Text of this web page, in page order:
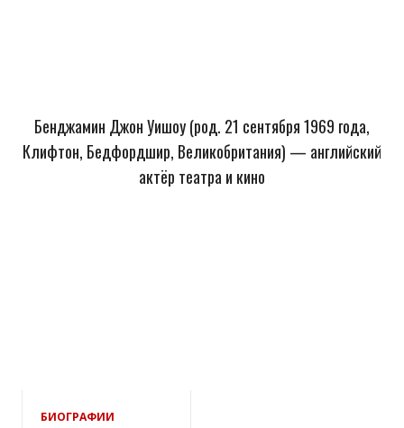
Бенджамин Джон Уишоу (род. 21 сентября 1969 года,
Клифтон, Бедфордшир, Великобритания) — английский
актёр театра и кино
БИОГРАФИИ